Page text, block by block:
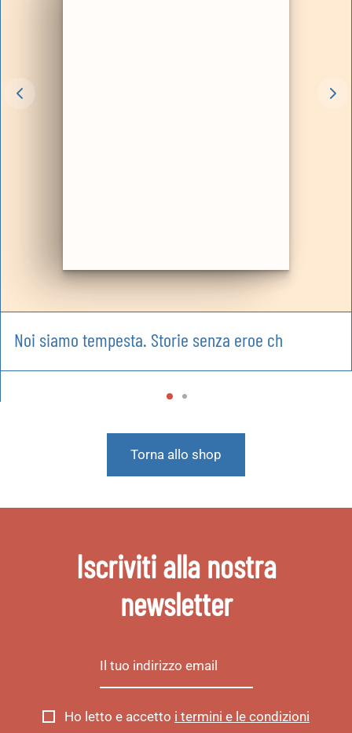
Noi siamo tempesta. Storie senza eroe ch
Torna allo shop
Iscriviti alla nostra
newsletter
Ho letto e accetto i termini e le condizioni